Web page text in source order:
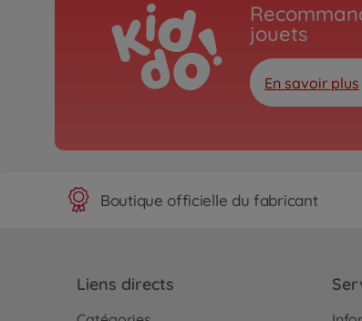
jouets
En savoir plus
Boutique officielle du fabricant
Liens directs